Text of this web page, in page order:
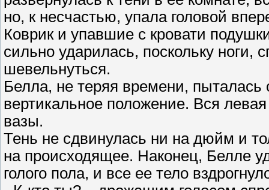
но, к несчастью, упала головой
Коврик и упавшие с кровати
сильно ударилась, поскольку
шевельнуться.
Белла, не теряя времени, пыталась
вертикальное положение. Вся
вазы.
Тень не сдвинулась ни на дюйм и
на происходящее. Наконец, Белле
голого пола, и все ее тело